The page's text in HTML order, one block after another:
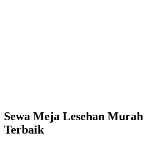
Sewa Meja Lesehan
Terbaik